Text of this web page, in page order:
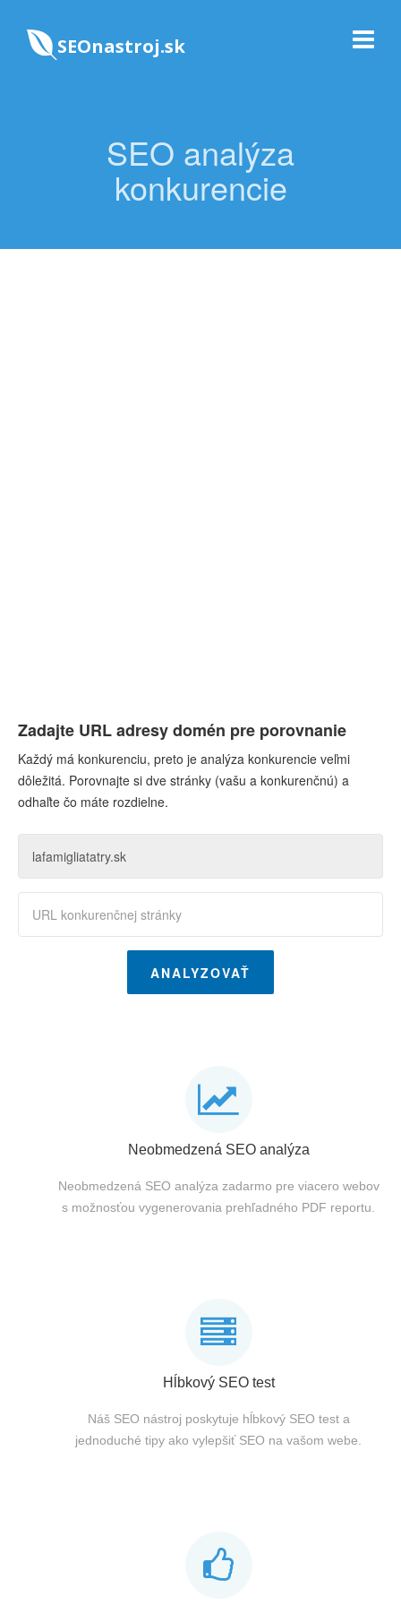
SEOnastroj.sk
SEO analýza
konkurencie
Zadajte URL adresy domén pre porovnanie
Každý má konkurenciu, preto je analýza konkurencie veľmi
dôležitá. Porovnajte si dve stránky (vašu a konkurenčnú) a
odhaľte čo máte rozdielne.
ANALYZOVAŤ
Neobmedzená SEO analýza
Neobmedzená SEO analýza zadarmo pre viacero webov
s možnosťou vygenerovania prehľadného PDF reportu.
Hĺbkový SEO test
Náš SEO nástroj poskytuje hĺbkový SEO test a
jednoduché tipy ako vylepšiť SEO na vašom webe.